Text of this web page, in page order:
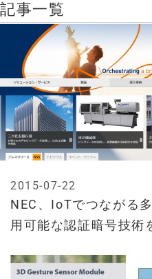
記事一覧
NEC、IoTでつながる
用可能な認証暗号技術
2015-07-22